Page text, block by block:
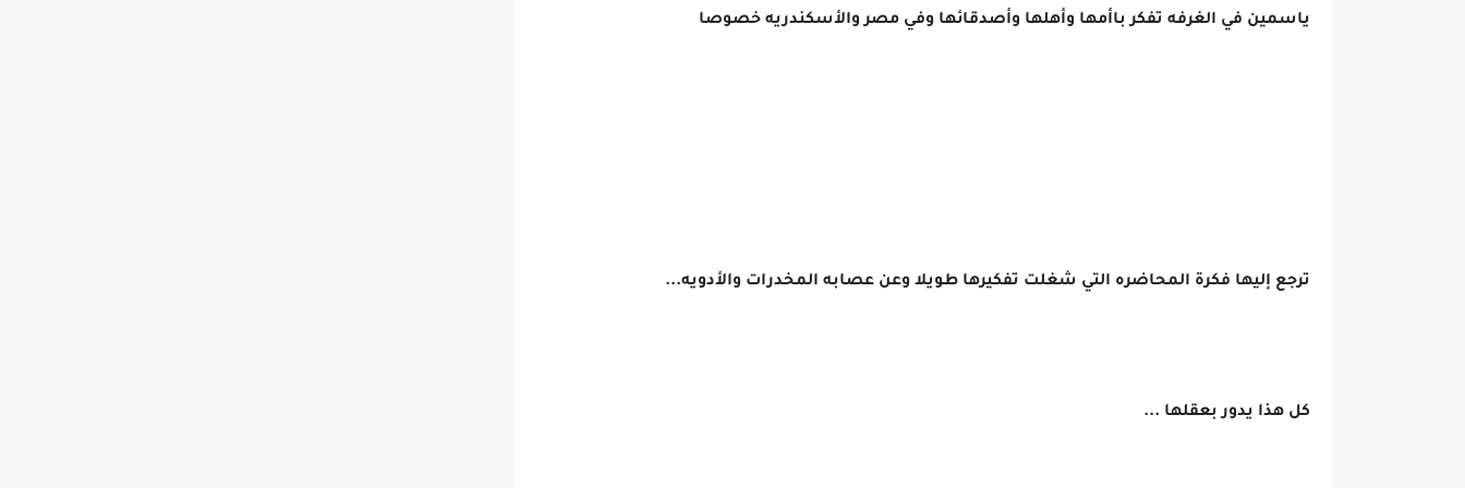
ياسمين في الغرفه تفكر باأمها وأهلها وأصدقائها وفي مصر والأسكندريه خصوصا
ترجع إليها فكرة المحاضره التي شغلت تفكيرها طويلا وعن عصابه المخدرات والأدويه...
كل هذا يدور بعقلها ...